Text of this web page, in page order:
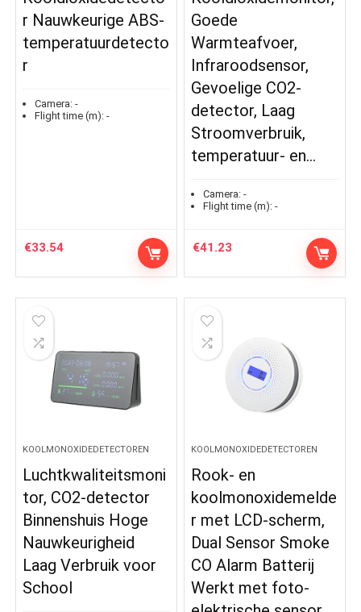
r Nauwkeurige ABS-
temperatuurdetecto
r
Camera: -
Flight time (m): -
€33.54
Goede
Warmteafvoer,
Infraroodsensor,
Gevoelige CO2-
detector, Laag
Stroomverbruik,
temperatuur- en…
Camera: -
Flight time (m): -
€41.23
KOOLMONOXIDEDETECTOREN
Luchtkwaliteitsmoni
tor, CO2-detector
Binnenshuis Hoge
Nauwkeurigheid
Laag Verbruik voor
School
KOOLMONOXIDEDETECTOREN
Rook- en
koolmonoxidemelde
r met LCD-scherm,
Dual Sensor Smoke
CO Alarm Batterij
Werkt met foto-